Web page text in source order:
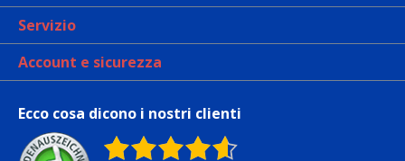
Servizio
Account e sicurezza
Ecco cosa dicono i nostri clienti